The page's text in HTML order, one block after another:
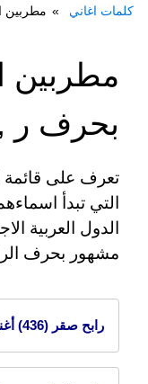
كلمات اغاني مطربين
مطربين
بحرف ر ,
تعرف على قائمة
التي تبدأ
الدول العربية
مشهور بحرف
رابح صقر (436) أغنية